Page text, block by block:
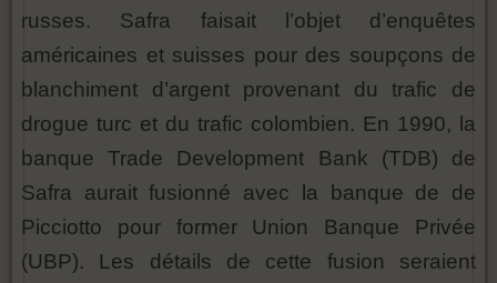
russes. Safra faisait l’objet d’enquêtes
américaines et suisses pour des soupçons de
blanchiment d’argent provenant du trafic de
drogue turc et du trafic colombien. En 1990, la
banque Trade Development Bank (TDB) de
Safra aurait fusionné avec la banque de de
Picciotto pour former Union Banque Privée
(UBP). Les détails de cette fusion seraient